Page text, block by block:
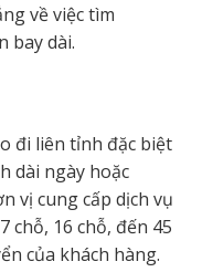
về việc tìm
bay dài.
đi liên tỉnh đặc biệt
dài ngày hoặc
vị cung cấp dịch vụ
chỗ, 16 chỗ, đến 45
của khách hàng.